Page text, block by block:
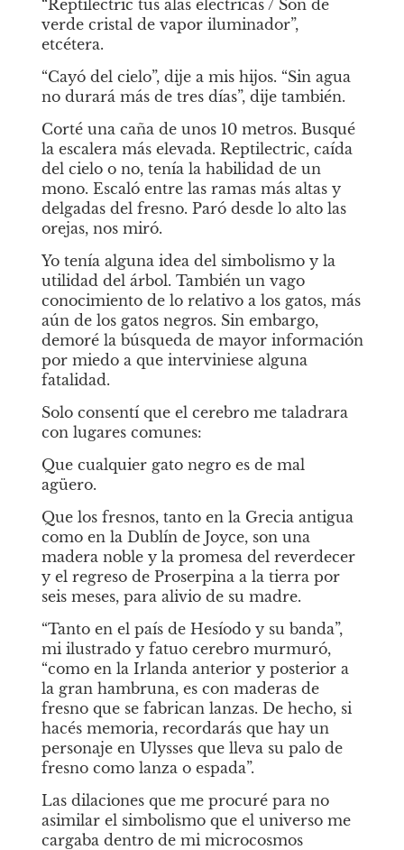
“Reptilectric tus alas eléctricas / Son de
verde cristal de vapor iluminador”,
etcétera.
“Cayó del cielo”, dije a mis hijos. “Sin agua
no durará más de tres días”, dije también.
Corté una caña de unos 10 metros. Busqué
la escalera más elevada. Reptilectric, caída
del cielo o no, tenía la habilidad de un
mono. Escaló entre las ramas más altas y
delgadas del fresno. Paró desde lo alto las
orejas, nos miró.
Yo tenía alguna idea del simbolismo y la
utilidad del árbol. También un vago
conocimiento de lo relativo a los gatos, más
aún de los gatos negros. Sin embargo,
demoré la búsqueda de mayor información
por miedo a que interviniese alguna
fatalidad.
Solo consentí que el cerebro me taladrara
con lugares comunes:
Que cualquier gato negro es de mal
agüero.
Que los fresnos, tanto en la Grecia antigua
como en la Dublín de Joyce, son una
madera noble y la promesa del reverdecer
y el regreso de Proserpina a la tierra por
seis meses, para alivio de su madre.
“Tanto en el país de Hesíodo y su banda”,
mi ilustrado y fatuo cerebro murmuró,
“como en la Irlanda anterior y posterior a
la gran hambruna, es con maderas de
fresno que se fabrican lanzas. De hecho, si
hacés memoria, recordarás que hay un
personaje en Ulysses que lleva su palo de
fresno como lanza o espada”.
Las dilaciones que me procuré para no
asimilar el simbolismo que el universo me
cargaba dentro de mi microcosmos